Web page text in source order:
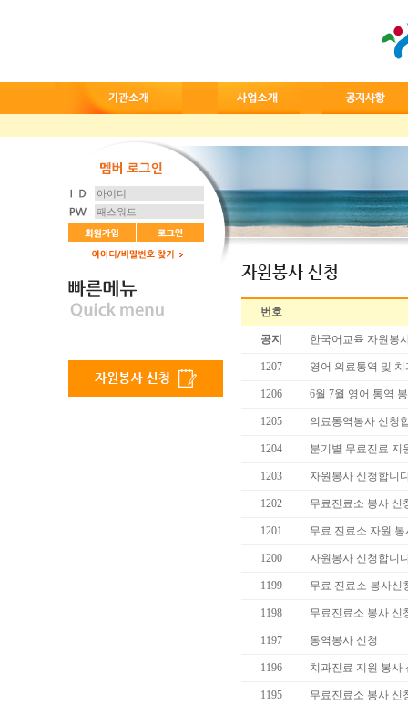
번호
공지 한국어교육 자원봉
1207 영어 의료통역 및
1206 6월 7월 영어 통역
1205 의료통역봉사 신청
1204 분기별 무료진료 지
1203 자원봉사 신청합니
1202 무료진료소 봉사 신
1201 무료 진료소 자원
1200 자원봉사 신청합니
1199 무료 진료소 봉사신
1198 무료진료소 봉사 신
1197 통역봉사 신청
1196 치과진료 지원 봉사
1195 무료진료소 봉사 신